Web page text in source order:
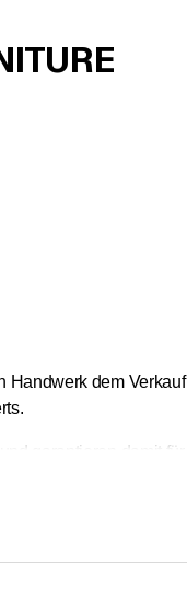
dem
garantieren damit
Möbel oder ein